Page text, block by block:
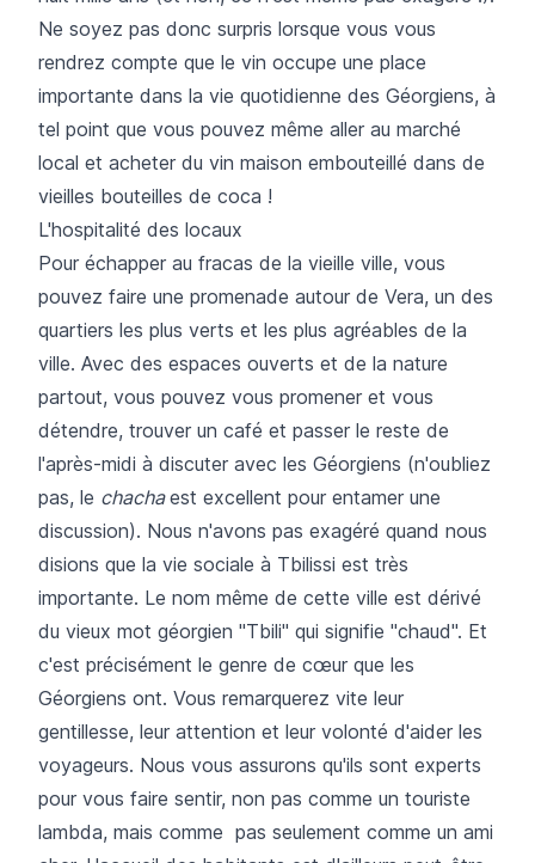
Ne soyez pas donc surpris lorsque vous vous
rendrez compte que le vin occupe une place
importante dans la vie quotidienne des Géorgiens, à
tel point que vous pouvez même aller au marché
local et acheter du vin maison embouteillé dans de
vieilles bouteilles de coca !
L'hospitalité des locaux
Pour échapper au fracas de la vieille ville, vous
pouvez faire une promenade autour de Vera, un des
quartiers les plus verts et les plus agréables de la
ville. Avec des espaces ouverts et de la nature
partout, vous pouvez vous promener et vous
détendre, trouver un café et passer le reste de
l'après-midi à discuter avec les Géorgiens (n'oubliez
pas, le chachaest excellent pour entamer une
discussion). Nous n'avons pas exagéré quand nous
disions que la vie sociale à Tbilissi est très
importante. Le nom même de cette ville est dérivé
du vieux mot géorgien "Tbili" qui signifie "chaud". Et
c'est précisément le genre de cœur que les
Géorgiens ont. Vous remarquerez vite leur
gentillesse, leur attention et leur volonté d'aider les
voyageurs. Nous vous assurons qu'ils sont experts
pour vous faire sentir, non pas comme un touriste
lambda, mais comme pas seulement comme un ami